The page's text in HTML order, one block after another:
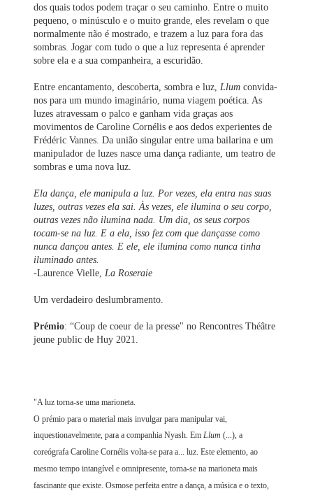
dos quais todos podem traçar o seu caminho. Entre o muito
pequeno, o minúsculo e o muito grande, eles revelam o que
normalmente não é mostrado, e trazem a luz para fora das
sombras. Jogar com tudo o que a luz representa é aprender
sobre ela e a sua companheira, a escuridão.
Entre encantamento, descoberta, sombra e luz, Llum convida-
nos para um mundo imaginário, numa viagem poética. As
luzes atravessam o palco e ganham vida graças aos
movimentos de Caroline Cornélis e aos dedos experientes de
Frédéric Vannes. Da união singular entre uma bailarina e um
manipulador de luzes nasce uma dança radiante, um teatro de
sombras e uma nova luz.
Ela dança, ele manipula a luz. Por vezes, ela entra nas suas
luzes, outras vezes ela sai. Às vezes, ele ilumina o seu corpo,
outras vezes não ilumina nada. Um dia, os seus corpos
tocam-se na luz. E a ela, isso fez com que dançasse como
nunca dançou antes. E ele, ele ilumina como nunca tinha
iluminado antes.
-Laurence Vielle, La Roseraie
Um verdadeiro deslumbramento.
Prémio: “Coup de coeur de la presse" no Rencontres Théâtre
jeune public de Huy 2021.
"A luz torna-se uma marioneta.
O prémio para o material mais invulgar para manipular vai,
inquestionavelmente, para a companhia Nyash. EmLlum (...), a
coreógrafa Caroline Cornélis volta-se para a... luz. Este elemento, ao
mesmo tempo intangível e omnipresente, torna-se na marioneta mais
fascinante que existe. Osmose perfeita entre a dança, a música e o texto,